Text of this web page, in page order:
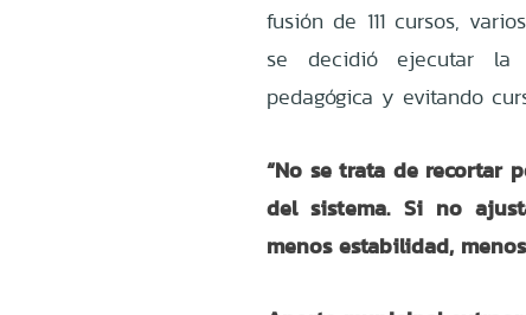
fusión de 111 cursos,
se decidió ejecutar la
pedagógica y evitando
“No se trata de recortar
del sistema. Si no
menos estabilidad,